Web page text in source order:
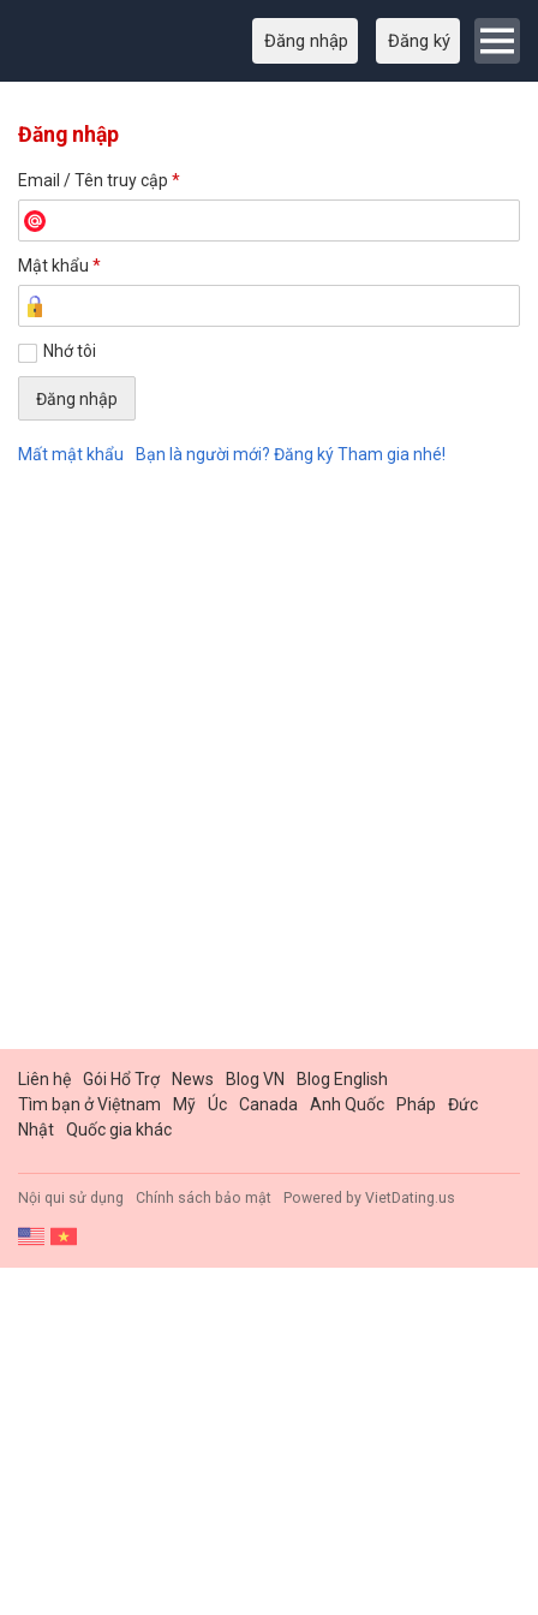
Đăng nhập Đăng ký
Đăng nhập
Email / Tên truy cập *
Mật khẩu *
Nhớ tôi
Mất mật khẩu Bạn là người mới? Đăng ký Tham gia nhé!
Liên hệ Gói Hổ Trợ News Blog VN
Blog English
Tìm bạn ở Việtnam
Mỹ Úc Canada Anh Quốc Pháp
Đức
Nhật
Quốc gia khác
Nội qui sử dụng Chính sách bảo mật Powered by VietDating.us